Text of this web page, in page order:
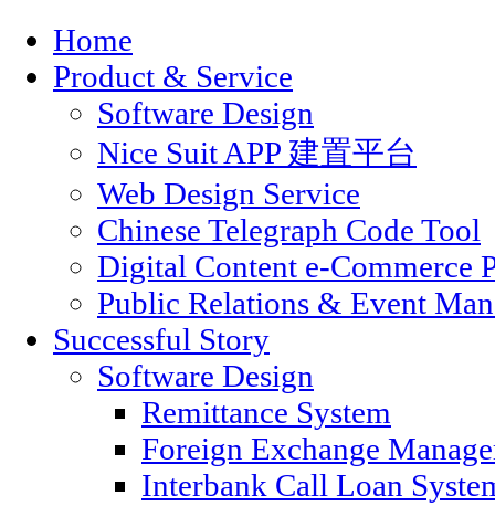
Home
Product & Service
Software Design
Nice Suit APP 建置平台
Web Design Service
Chinese Telegraph Code Tool
Digital Content e-Commerce
Public Relations & Event
Successful Story
Software Design
Remittance System
Foreign Exchange
Interbank Call Loan